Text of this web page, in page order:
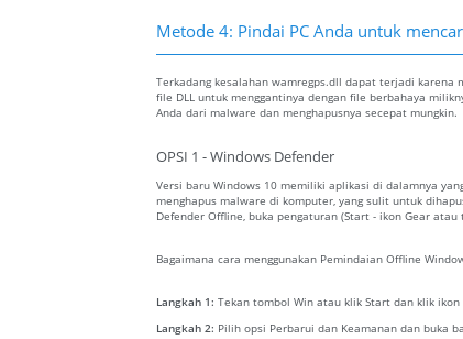
Metode 4: Pindai PC Anda untuk
Terkadang kesalahan wamregps.dll dapat terjadi karena
file DLL untuk menggantinya dengan file berbahaya
Anda dari malware dan menghapusnya secepat mungkin.
OPSI 1 - Windows Defender
Versi baru Windows 10 memiliki aplikasi di dalamnya
menghapus malware di komputer, yang sulit untuk
Defender Offline, buka pengaturan (Start - ikon Gear
Bagaimana cara menggunakan Pemindaian Offline
Langkah 1: Tekan tombol Win atau klik Start dan klik
Langkah 2: Pilih opsi Perbarui dan Keamanan dan buka